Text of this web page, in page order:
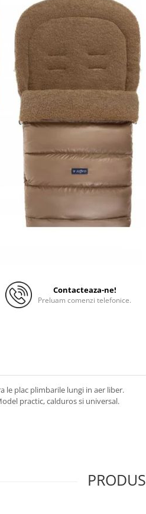
Contacteaza-ne!
Preluam comenzi telefonice.
le plac plimbarile lungi in aer liber.
practic, calduros si universal.